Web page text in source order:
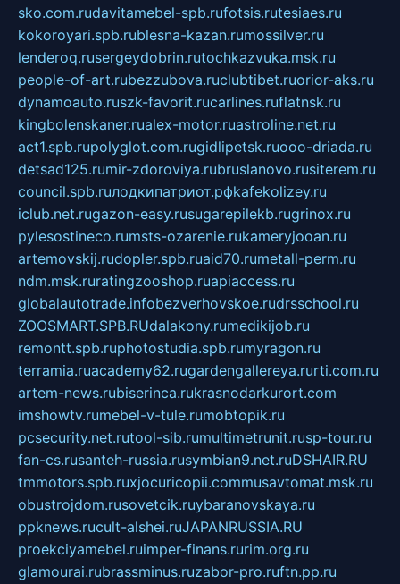
sko.com.rudavitamebel-spb.rufotsis.rutesiaes.ru
kokoroyari.spb.rublesna-kazan.rumossilver.ru
lenderoq.rusergeydobrin.rutochkazvuka.msk.ru
people-of-art.rubezzubova.ruclubtibet.ruorior-aks.ru
dynamoauto.ruszk-favorit.rucarlines.ruflatnsk.ru
kingbolenskaner.rualex-motor.ruastroline.net.ru
act1.spb.rupolyglot.com.rugidlipetsk.ruooo-driada.ru
detsad125.rumir-zdoroviya.rubruslanovo.rusiterem.ru
council.spb.ruлодкипатриот.рфkafekolizey.ru
iclub.net.rugazon-easy.rusugarepilekb.rugrinox.ru
pylesostineco.rumsts-ozarenie.rukameryjooan.ru
artemovskij.rudopler.spb.ruaid70.rumetall-perm.ru
ndm.msk.ruratingzooshop.ruapiaccess.ru
globalautotrade.infobezverhovskoe.rudrsschool.ru
ZOOSMART.SPB.RUdalakony.rumedikijob.ru
remontt.spb.ruphotostudia.spb.rumyragon.ru
terramia.ruacademy62.rugardengallereya.rurti.com.ru
artem-news.rubiserinca.rukrasnodarkurort.com
imshowtv.rumebel-v-tule.rumobtopik.ru
pcsecurity.net.rutool-sib.rumultimetrunit.rusp-tour.ru
fan-cs.rusanteh-russia.rusymbian9.net.ruDSHAIR.RU
tmmotors.spb.ruxjocuricopii.commusavtomat.msk.ru
obustrojdom.rusovetcik.ruybaranovskaya.ru
ppknews.rucult-alshei.ruJAPANRUSSIA.RU
proekciyamebel.ruimper-finans.rurim.org.ru
glamourai.rubrassminus.ruzabor-pro.ruftn.pp.ru